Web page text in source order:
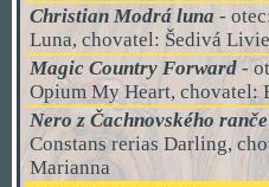
Christian Modrá luna -
Luna, chovatel: Šedivá
Magic Country Forward -
Opium My Heart, chovatel:
Nero z Čachnovského ranče
Constans rerias Darling,
Marianna